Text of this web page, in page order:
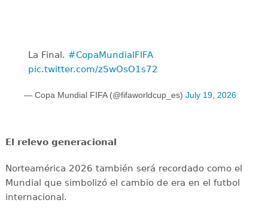
La Final. ️ #CopaMundialFIFA
pic.twitter.com/zSwOsO1s72
— Copa Mundial FIFA (@fifaworldcup_es) July 19, 2026
El relevo generacional
Norteamérica 2026 también será recordado como el
Mundial que simbolizó el cambio de era en el futbol
internacional.